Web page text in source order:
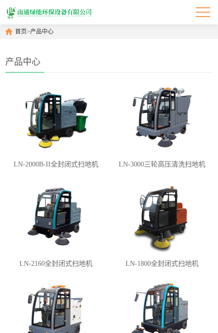
首页>产品中心
产品中心
LN-2000B-II全封闭式扫地机 LN-3000三轮高压清洗扫地机
LN-2160全封闭式扫地机 LN-1800全封闭式扫地机